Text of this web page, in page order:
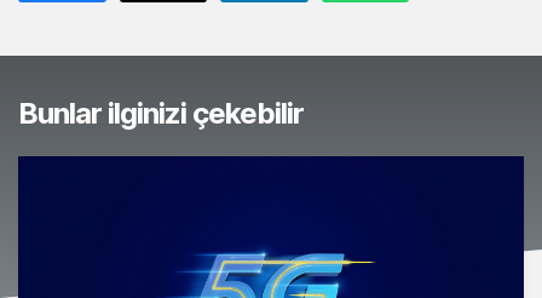
Bunlar ilginizi çekebilir